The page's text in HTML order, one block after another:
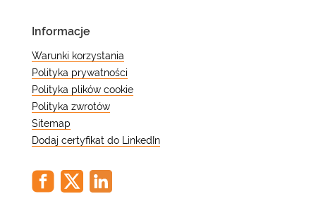
Informacje
Warunki korzystania
Polityka prywatności
Polityka plików cookie
Polityka zwrotów
Sitemap
Dodaj certyfikat do LinkedIn